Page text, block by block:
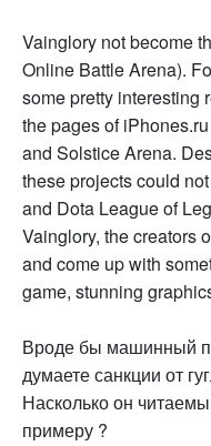
Vainglory not become
Online Battle Arena).
some pretty interesting
the pages of
and Solstice Arena.
these projects could
and Dota League of
Vainglory, the creators
and come up with
game, stunning
Вроде бы машинный
думаете санкции от
Насколько он
примеру ?